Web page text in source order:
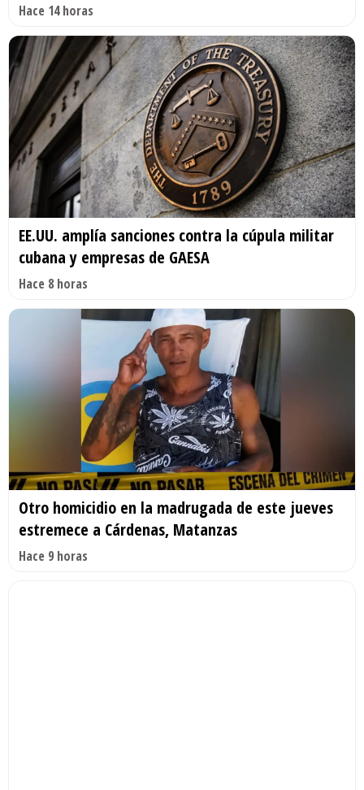
Hace 14 horas
EE.UU. amplía sanciones contra la cúpula militar
cubana y empresas de GAESA
Hace 8 horas
Otro homicidio en la madrugada de este jueves
estremece a Cárdenas, Matanzas
Hace 9 horas